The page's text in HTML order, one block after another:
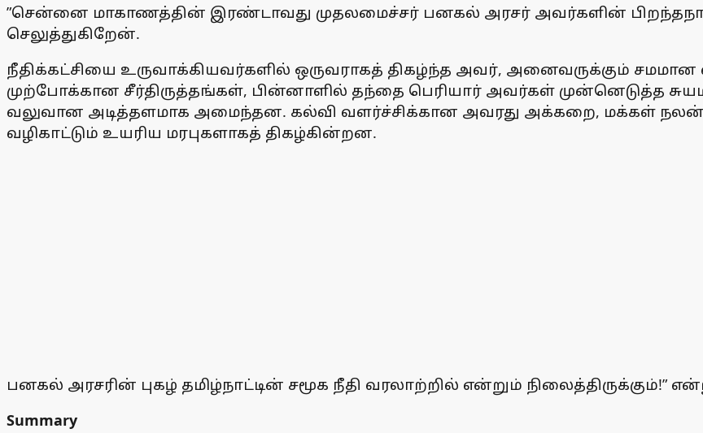
”சென்னை மாகாணத்தின் இரண்டாவது முதலமைச்சர் பனகல் அரசர் அவர்களின்
செலுத்துகிறேன்.
நீதிக்கட்சியை உருவாக்கியவர்களில் ஒருவராகத் திகழ்ந்த அவர், அனைவருக்கும் சமமான
முற்போக்கான சீர்திருத்தங்கள், பின்னாளில் தந்தை பெரியார் அவர்கள் முன்னெடுத்த
வலுவான அடித்தளமாக அமைந்தன. கல்வி வளர்ச்சிக்கான அவரது அக்கறை, மக்கள்
வழிகாட்டும் உயரிய மரபுகளாகத் திகழ்கின்றன.
பனகல் அரசரின் புகழ் தமிழ்நாட்டின் சமூக நீதி வரலாற்றில் என்றும் நிலைத்திருக்கும்!”
Summary